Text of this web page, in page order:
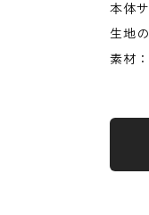
本体
生地
素材